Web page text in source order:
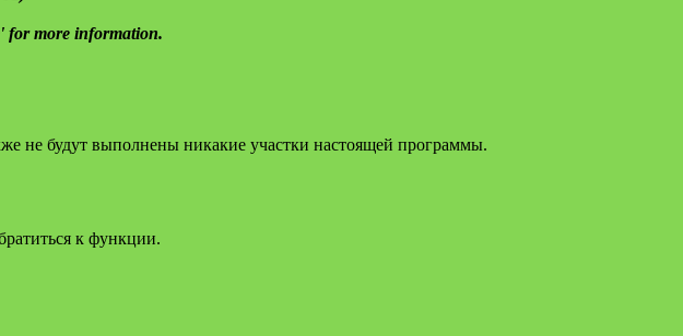
for more information.
не будут выполнены никакие участки настоящей программы.
к функции.